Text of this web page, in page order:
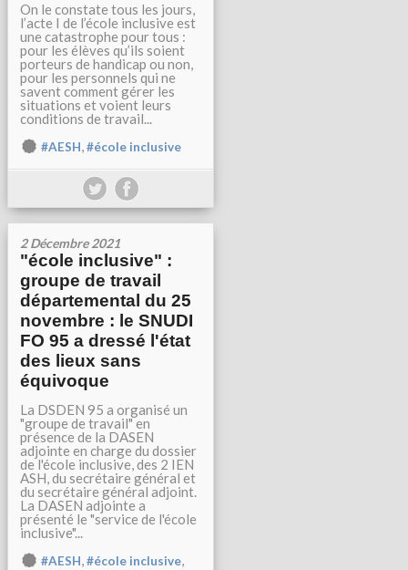
On le constate tous les jours,
l’acte I de l’école inclusive est
une catastrophe pour tous :
pour les élèves qu’ils soient
porteurs de handicap ou non,
pour les personnels qui ne
savent comment gérer les
situations et voient leurs
conditions de travail...
#AESH,#école inclusive
2 Décembre 2021
"école inclusive" :
groupe de travail
départemental du 25
novembre : le SNUDI
FO 95 a dressé l'état
des lieux sans
équivoque
La DSDEN 95 a organisé un
"groupe de travail" en
présence de la DASEN
adjointe en charge du dossier
de l'école inclusive, des 2 IEN
ASH, du secrétaire général et
du secrétaire général adjoint.
La DASEN adjointe a
présenté le "service de l'école
inclusive"...
#AESH,#école inclusive,